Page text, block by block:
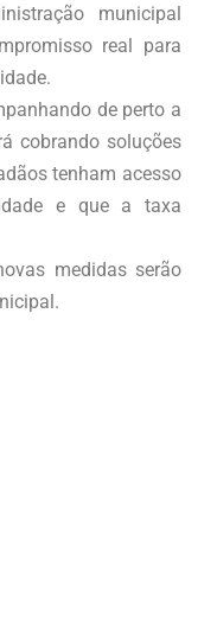
municipal
real para
de perto a
cobrando soluções
tenham acesso
e que a taxa
medidas serão